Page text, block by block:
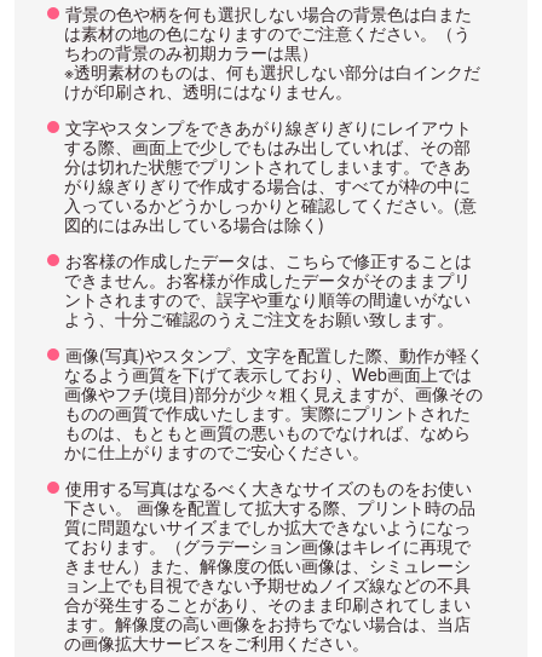
背景の色や柄を何も選択しない場合の背景色は白また
は素材の地の色になりますのでご注意ください。（う
ちわの背景のみ初期カラーは黒）
※透明素材のものは、何も選択しない部分は白インクだ
けが印刷され、透明にはなりません。
文字やスタンプをできあがり線ぎりぎりにレイアウト
する際、画面上で少しでもはみ出していれば、その部
分は切れた状態でプリントされてしまいます。できあ
がり線ぎりぎりで作成する場合は、すべてが枠の中に
入っているかどうかしっかりと確認してください。(意
図的にはみ出している場合は除く)
お客様の作成したデータは、こちらで修正することは
できません。お客様が作成したデータがそのままプリ
ントされますので、誤字や重なり順等の間違いがない
よう、十分ご確認のうえご注文をお願い致します。
画像(写真)やスタンプ、文字を配置した際、動作が軽く
なるよう画質を下げて表示しており、Web画面上では
画像やフチ(境目)部分が少々粗く見えますが、画像その
ものの画質で作成いたします。実際にプリントされた
ものは、もともと画質の悪いものでなければ、なめら
かに仕上がりますのでご安心ください。
使用する写真はなるべく大きなサイズのものをお使い
下さい。 画像を配置して拡大する際、プリント時の品
質に問題ないサイズまでしか拡大できないようになっ
ております。（グラデーション画像はキレイに再現で
きません）また、解像度の低い画像は、シミュレーシ
ョン上でも目視できない予期せぬノイズ線などの不具
合が発生することがあり、そのまま印刷されてしまい
ます。解像度の高い画像をお持ちでない場合は、当店
の画像拡大サービスをご利用ください。